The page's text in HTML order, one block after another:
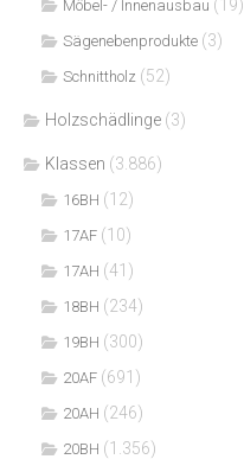
Möbel- / Innenausbau (19)
Sägenebenprodukte (3)
Schnittholz (52)
Holzschädlinge (3)
Klassen (3.886)
16BH (12)
17AF (10)
17AH (41)
18BH (234)
19BH (300)
20AF (691)
20AH (246)
20BH (1.356)